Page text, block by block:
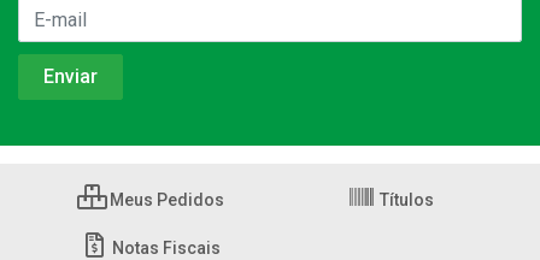
Meus Pedidos Títulos
Notas Fiscais